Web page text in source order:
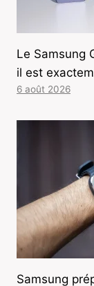
Le Samsung
il est
6 août 2026
Samsung